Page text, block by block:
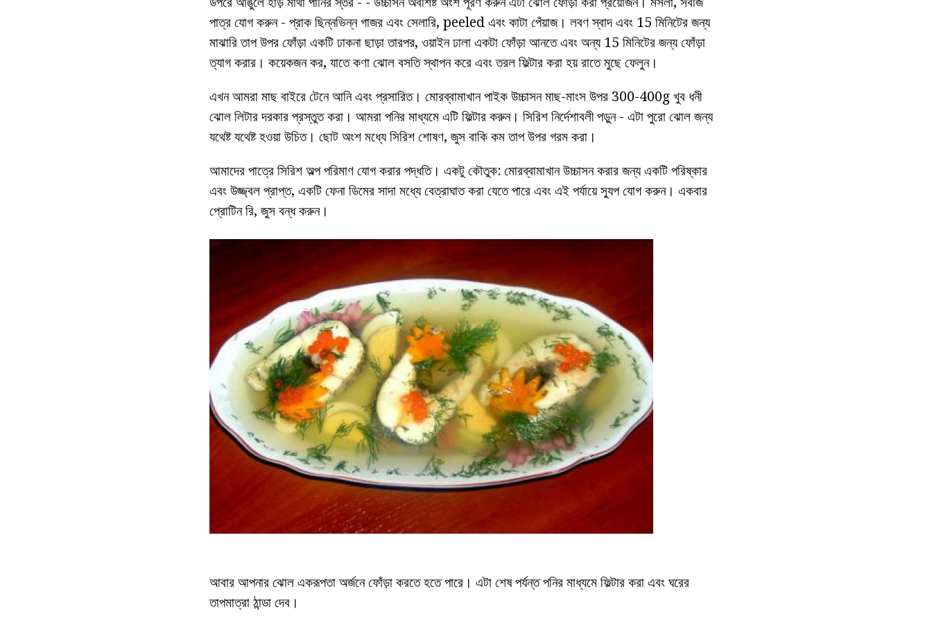
পাত্র যোগ করুন - প্রাক ছিন্নভিন্ন গাজর এবং সেলারি, peeled এবং কাটা পেঁয়াজ। লবণ স্বাদ এবং 15 মিনিটের জন্য
মাঝারি তাপ উপর ফোঁড়া একটি ঢাকনা ছাড়া তারপর, ওয়াইন ঢালা একটা ফোঁড়া আনতে এবং অন্য 15 মিনিটের জন্য ফোঁড়া
ত্যাগ করার। কয়েকজন কর, যাতে কণা ঝোল বসতি স্থাপন করে এবং তরল ফিল্টার করা হয় রাতে মুছে ফেলুন।
এখন আমরা মাছ বাইরে টেনে আনি এবং প্রসারিত। মোরব্বামাখান পাইক উচ্চাসন মাছ-মাংস উপর 300-400g খুব ধনী
ঝোল লিটার দরকার প্রস্তুত করা। আমরা পনির মাধ্যমে এটি ফিল্টার করুন। সিরিশ নির্দেশাবলী পড়ুন - এটা পুরো ঝোল জন্য
যথেষ্ট যথেষ্ট হওয়া উচিত। ছোট অংশ মধ্যে সিরিশ শোষণ, জুস বাকি কম তাপ উপর গরম করা।
আমাদের পাত্রে সিরিশ অল্প পরিমাণ যোগ করার পদ্ধতি। একটু কৌতুক: মোরব্বামাখান উচ্চাসন করার জন্য একটি পরিষ্কার
এবং উজ্জ্বল প্রাপ্ত, একটি ফেনা ডিমের সাদা মধ্যে বেত্রাঘাত করা যেতে পারে এবং এই পর্যায়ে স্যুপ যোগ করুন। একবার
প্রোটিন রি, জুস বন্ধ করুন।
আবার আপনার ঝোল একরূপতা অর্জনে ফোঁড়া করতে হতে পারে। এটা শেষ পর্যন্ত পনির মাধ্যমে ফিল্টার করা এবং ঘরের
তাপমাত্রা ঠান্ডা দেব।